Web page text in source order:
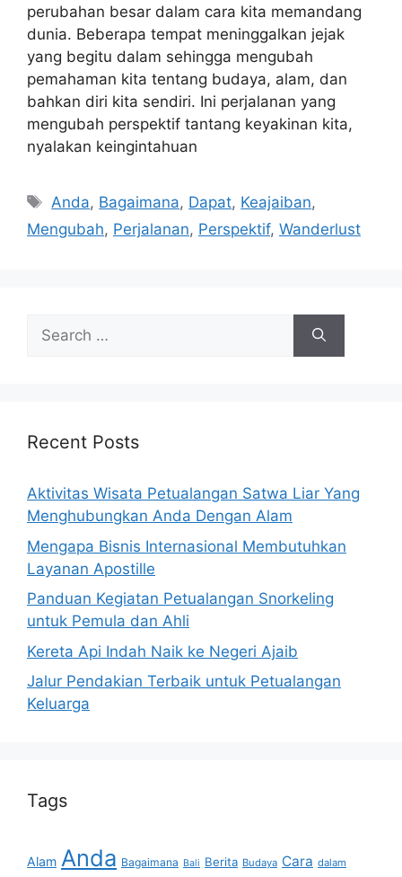
perubahan besar dalam cara kita memandang
dunia. Beberapa tempat meninggalkan jejak
yang begitu dalam sehingga mengubah
pemahaman kita tentang budaya, alam, dan
bahkan diri kita sendiri. Ini perjalanan yang
mengubah perspektif tantang keyakinan kita,
nyalakan keingintahuan
Tags
Anda, Bagaimana, Dapat, Keajaiban,
Mengubah, Perjalanan, Perspektif, Wanderlust
Search
for:
Recent Posts
Aktivitas Wisata Petualangan Satwa Liar Yang
Menghubungkan Anda Dengan Alam
Mengapa Bisnis Internasional Membutuhkan
Layanan Apostille
Panduan Kegiatan Petualangan Snorkeling
untuk Pemula dan Ahli
Kereta Api Indah Naik ke Negeri Ajaib
Jalur Pendakian Terbaik untuk Petualangan
Keluarga
Tags
Alam Anda Bagaimana Bali Berita Budaya Cara dalam